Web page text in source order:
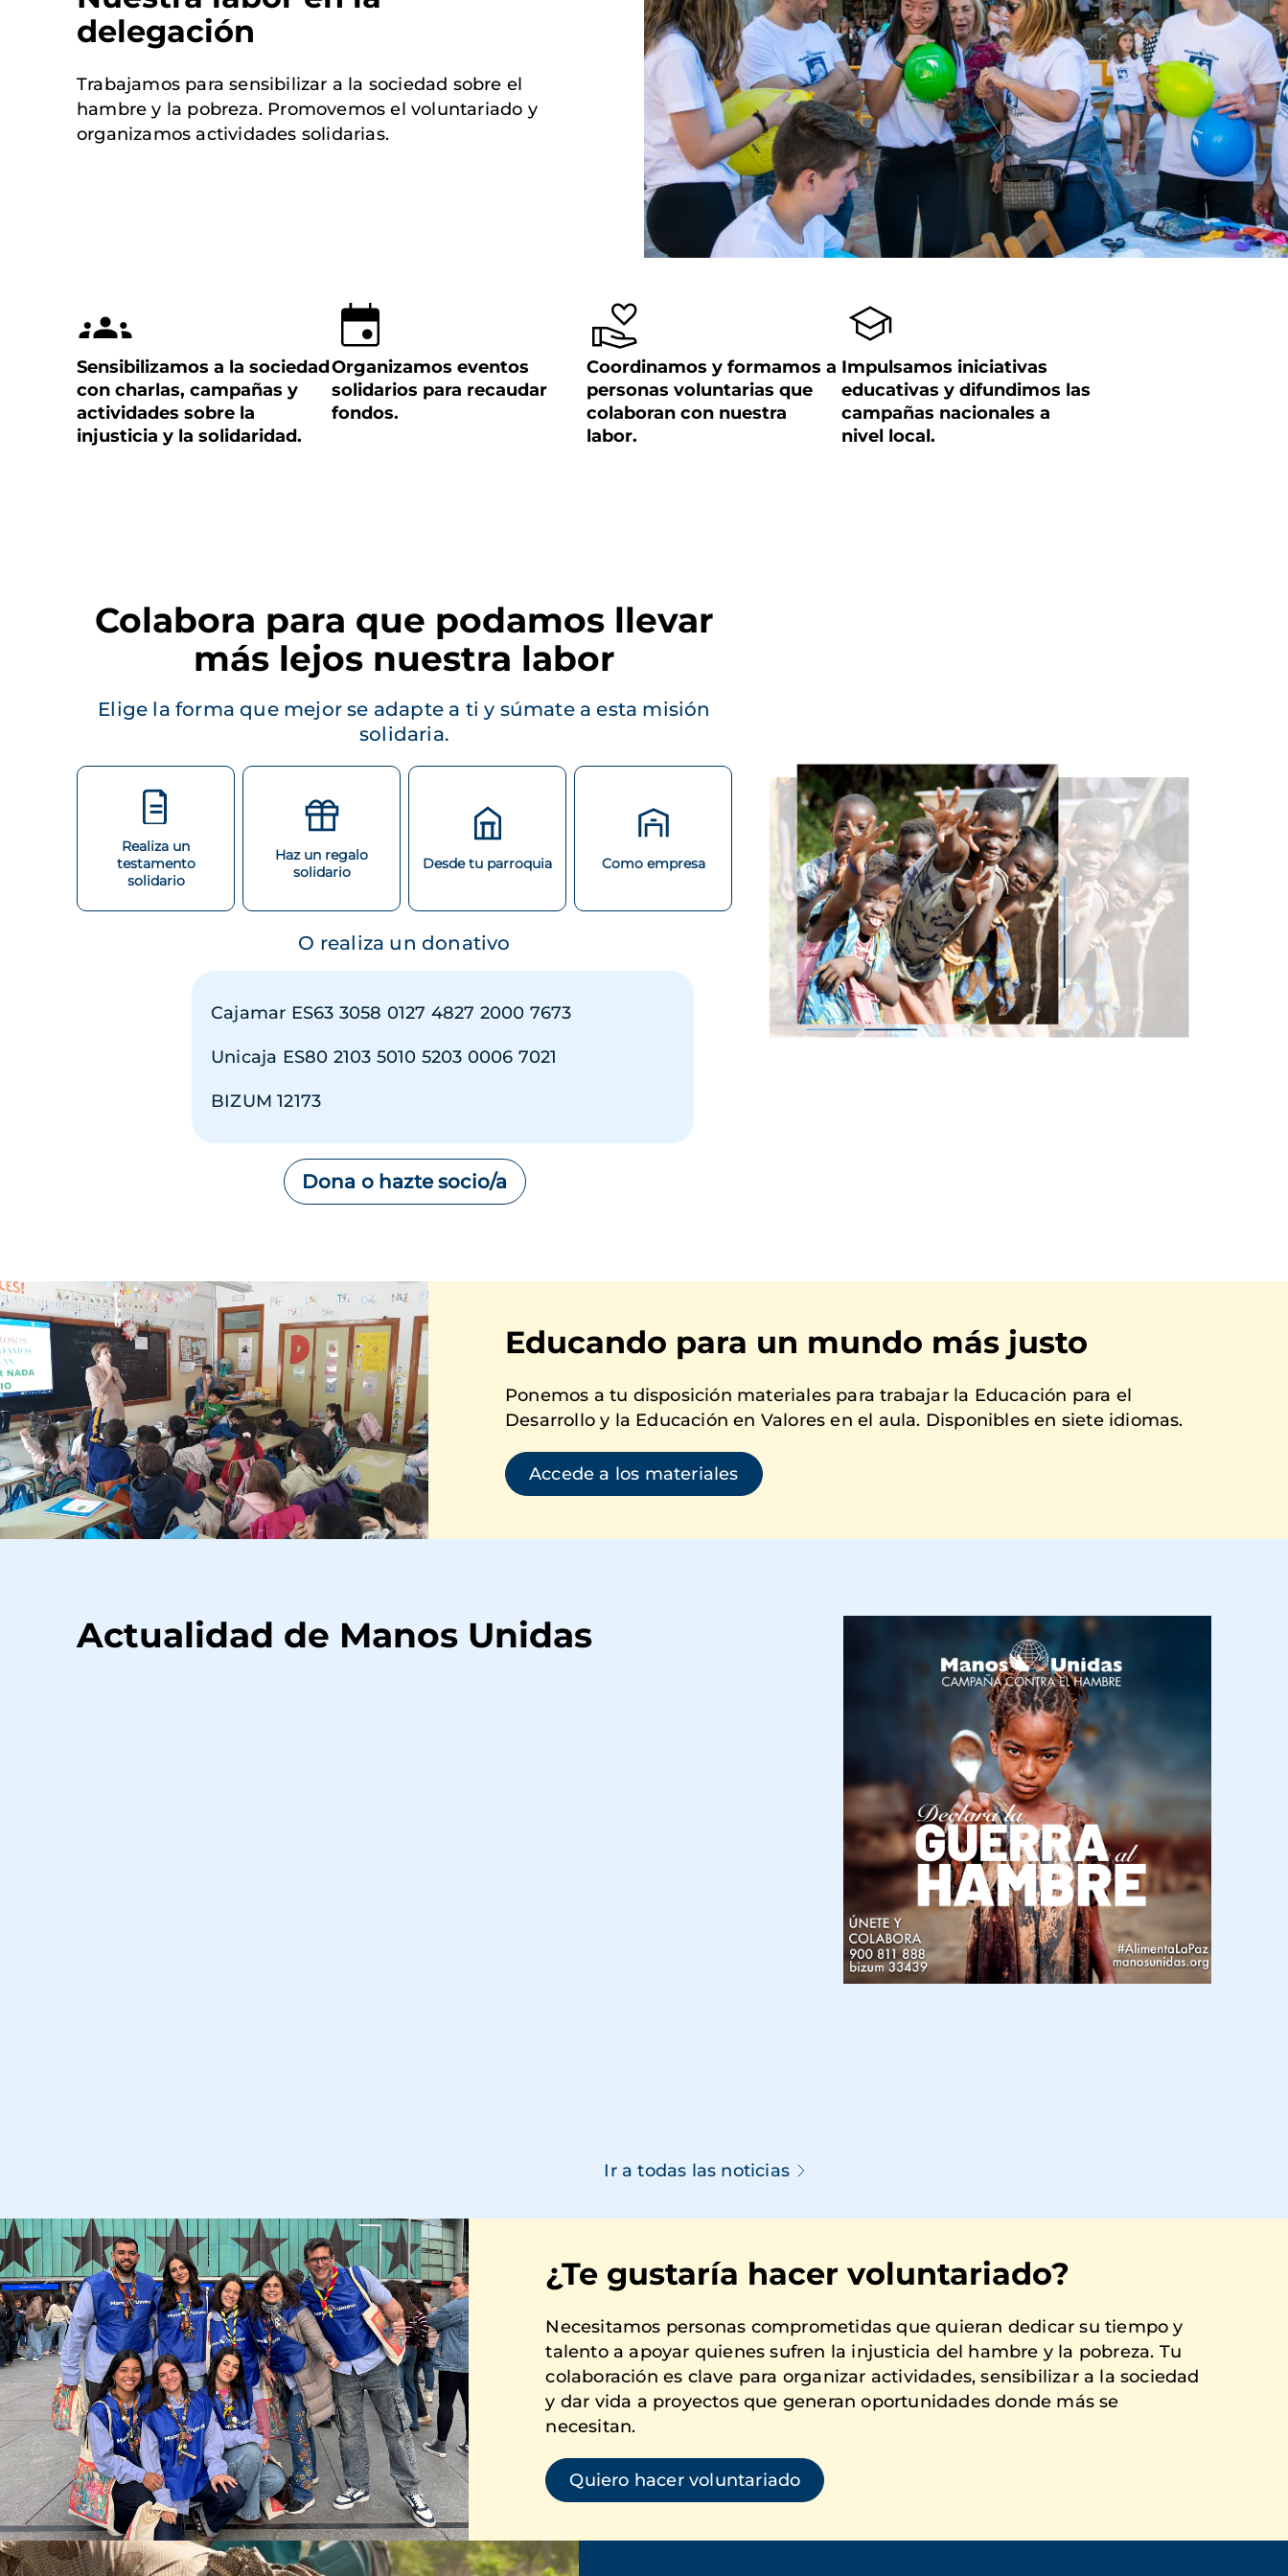
delegación
Trabajamos para sensibilizar a la sociedad sobre el
hambre y la pobreza. Promovemos el voluntariado y
organizamos actividades solidarias.
Sensibilizamos a la sociedad
con charlas, campañas y
actividades sobre la
injusticia y la solidaridad.
Organizamos eventos
solidarios para recaudar
fondos.
Coordinamos y formamos a
personas voluntarias que
colaboran con nuestra
labor.
Impulsamos iniciativas
educativas y difundimos las
campañas nacionales a
nivel local.
Colabora para que podamos llevar
más lejos nuestra labor
Elige la forma que mejor se adapte a ti y súmate a esta misión
solidaria.
Realiza un
testamento
solidario
Haz un regalo
solidario
Desde tu parroquia Como empresa
O realiza un donativo
Cajamar ES63 3058 0127 4827 2000 7673
Unicaja ES80 2103 5010 5203 0006 7021
BIZUM 12173
Dona o hazte socio/a
Imagen
Educando para un mundo más justo
Ponemos a tu disposición materiales para trabajar la Educación para el
Desarrollo y la Educación en Valores en el aula. Disponibles en siete idiomas.
Accede a los materiales
Actualidad de Manos Unidas
Ir a todas las noticias
Imagen
¿Te gustaría hacer voluntariado?
Necesitamos personas comprometidas que quieran dedicar su tiempo y
talento a apoyar quienes sufren la injusticia del hambre y la pobreza. Tu
colaboración es clave para organizar actividades, sensibilizar a la sociedad
y dar vida a proyectos que generan oportunidades donde más se
necesitan.
Quiero hacer voluntariado